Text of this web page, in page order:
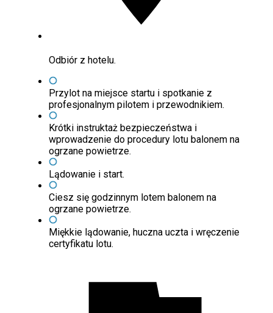
Odbiór z hotelu.
Przylot na miejsce startu i spotkanie z
profesjonalnym pilotem i przewodnikiem.
Krótki instruktaż bezpieczeństwa i
wprowadzenie do procedury lotu balonem na
ogrzane powietrze.
Lądowanie i start.
Ciesz się godzinnym lotem balonem na
ogrzane powietrze.
Miękkie lądowanie, huczna uczta i wręczenie
certyfikatu lotu.